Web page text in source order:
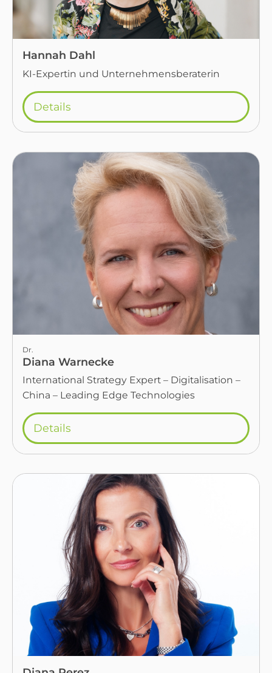
Hannah Dahl
KI-Expertin und Unternehmensberaterin
Details
Dr.
Diana Warnecke
International Strategy Expert – Digitalisation –
China – Leading Edge Technologies
Details